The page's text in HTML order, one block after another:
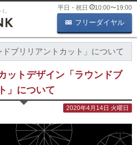
平日・祝日 10:00〜19:00
フリーダイヤル
ブリリアントカット」について
ットデザイン「ラウンドブ
」について
2020年4月14日 火曜日